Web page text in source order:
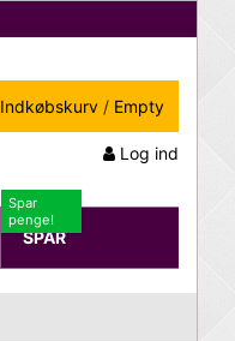
Indkøbskurv / Empty
Log ind
SPAR
Spar
penge!